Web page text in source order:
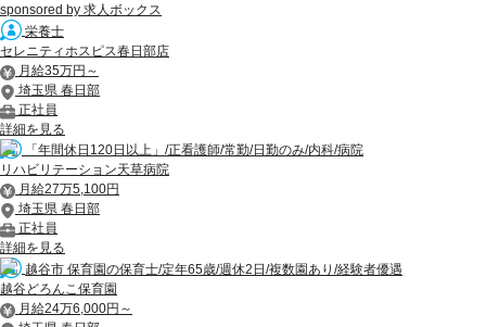
sponsored by 求人ボックス
栄養士
セレニティホスピス春日部店
月給35万円～
埼玉県 春日部
正社員
詳細を見る
「年間休日120日以上」/正看護師/常勤/日勤のみ/内科/病院
リハビリテーション天草病院
月給27万5,100円
埼玉県 春日部
正社員
詳細を見る
越谷市 保育園の保育士/定年65歳/週休2日/複数園あり/経験者優遇
越谷どろんこ保育園
月給24万6,000円～